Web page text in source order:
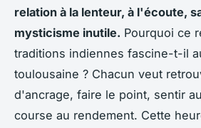
relation à la lenteur, à l'écoute,
mysticisme inutile. Pourquoi ce
traditions indiennes fascine-t-il
toulousaine ? Chacun veut
d'ancrage, faire le point, sentir
course au rendement. Cette